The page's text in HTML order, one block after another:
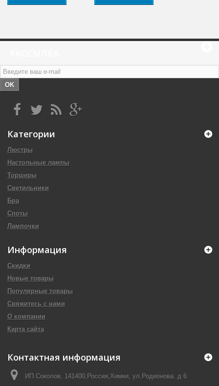
OK
Категории
Люстры
Настольные лампы
Торшеры
Светильники
Бра
Споты
Лампочки
Информация
Скидки
Новые товары
Популярные товары
Свяжитесь с нами
О компании
Карта сайта
Контактная информация
ИП Соколов, 141400,Россия,Химки, ул.Родионова. д 6